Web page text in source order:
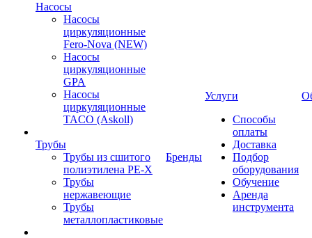
Насосы
Насосы
циркуляционные
Fero-Nova (NEW)
Насосы
циркуляционные
GPA
Насосы
циркуляционные
TACO (Askoll)
Трубы
Трубы из сшитого
полиэтилена PE-X
Трубы
нержавеющие
Трубы
металлопластиковые
Бренды
Услуги
Способы
оплаты
Доставка
Подбор
оборудования
Обучение
Аренда
инструмента